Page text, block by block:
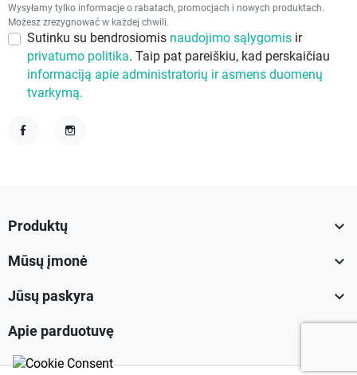
Wysyłamy tylko informacje o rabatach, promocjach i nowych produktach.
Możesz zrezygnować w każdej chwili.
Sutinku su bendrosiomis naudojimo sąlygomis ir
privatumo politika. Taip pat pareiškiu, kad perskaičiau
informaciją apie administratorių ir asmens duomenų
tvarkymą.
Produktų 
Mūsų įmonė 
Jūsų paskyra 
Apie parduotuvę